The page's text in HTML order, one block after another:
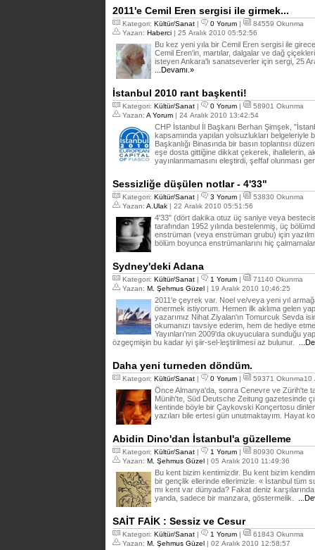
2011'e Cemil Eren sergisi ile girmek...
Kategori: Kültür/Sanat | 0 Yorum |
84559 Okunma
Yazan: Haberci | 25 Aralık 2010 05:52:56
Bu kez yeni yıla bir Cemil Eren sergisi ile
Cemil Eren'in, martılar, dalgalar ve dağ
isteyen Ankara'lı sanatseverler için sergi, 25
...Devamı.»
İstanbul 2010 rant başkenti!
Kategori: Kültür/Sanat | 0 Yorum |
58901 Okunma
Yazan: A Yorum | 24 Aralık 2010 13:42:54
CHP İstanbul İl Başkanı Berhan Şimşek,
kapsamında yapılan yolsuzlukları
Başkanlığı Binasında bir basın toplantısı
eşe dosta gittiğine dikkat çekerek, ihallelerin,
yayınlanmamasını eleştirdi, şeffaf olunması
Sessizliğe düşülen notlar - 4'33"
Kategori: Kültür/Sanat | 3 Yorum |
53830 Okunma
Yazan: A.Ulak | 22 Aralık 2010 05:51:56
4'33" (dört dakika otuz üç saniye veya
tarafından 1952 yılında bestelenmiş, üç
enstrüman (veya enstrüman grubu) için
bölüm boyunca enstrümanlarını hiç
Sydney'deki Adana
Kategori: Kültür/Sanat | 1 Yorum |
71140 Okunma
Yazan: M. Şehmus Güzel | 19 Aralık 2010 10:46:25
2011'e çeyrek var. Noel ve/veya yeni yıl
önermek istiyorum. Hemen ilk aklıma gelen
yazarımız Nihat Ziyalan'ın Tomurcuk Sevda
okumanızı tavsiye ederim, hem de hediye
Yayınları'nın 2009'da okuyuculara sunduğu
özgeçmişin bu kadar iyi şiir-sel-leştirilmesi az bulunur.
Daha yeni turneden döndüm.
Kategori: Kültür/Sanat | 0 Yorum | 59371 Okunma10
Önce Almanya'da, sonra Cenevre ve Zürih'te
Münih'te, Süd Deutsche Zeitung gazetesinde
kentinde böyle bir Çaykovski Konçertosu
yazıları bile ertesi gün unutmaktayım. Hayat
Abidin Dino'dan İstanbul'a güzelleme
Kategori: Kültür/Sanat | 1 Yorum |
80930 Okunma
Yazan: M. Şehmus Güzel | 05 Aralık 2010 11:49:36
Bu kent bizim kentimizdir. Bu kent bizim
bir gençlik ellerinde ellerimizle. « İstanbul tüm
mı kent var dünyada? Fakat deniz
yanda, sadece bir manzara, göstermelik.
SAİT FAİK : Sessiz ve Cesur
Kategori: Kültür/Sanat | 1 Yorum |
61843 Okunma
Yazan: M. Şehmus Güzel | 02 Aralık 2010 12:58:57